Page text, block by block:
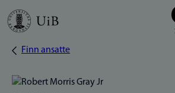
Hopp
Navigasjonssti
Finn ansatte